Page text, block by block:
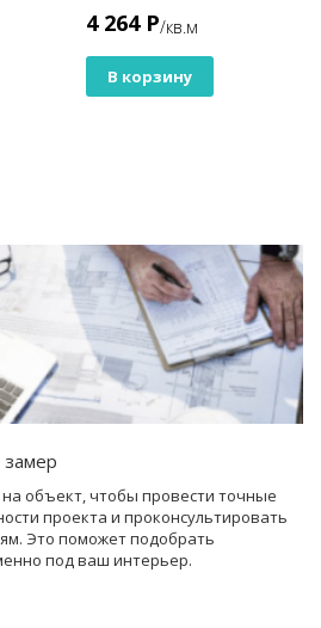
4 264 Р/кв.м
В корзину
замер
объект, чтобы провести точные
проекта и проконсультировать
Это поможет подобрать
под ваш интерьер.